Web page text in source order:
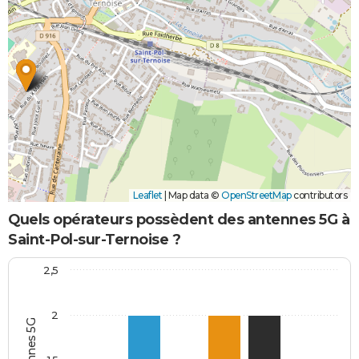
Leaflet Map data © OpenStreetMapcontributors
Quels opérateurs possèdent des antennes 5G à
Saint-Pol-sur-Ternoise ?
2
2,5